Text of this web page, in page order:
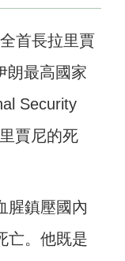
首長拉里賈
朗最高國家
Security
賈尼的死
腥鎮壓國內
亡。他既是